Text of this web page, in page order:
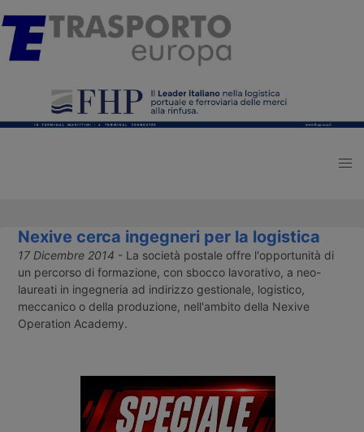
Nexive cerca ingegneri per la logistica
17 Dicembre 2014 - La società postale offre l'opportunità di
un percorso di formazione, con sbocco lavorativo, a neo-
laureati in ingegneria ad indirizzo gestionale, logistico,
meccanico o della produzione, nell'ambito della Nexive
Operation Academy.